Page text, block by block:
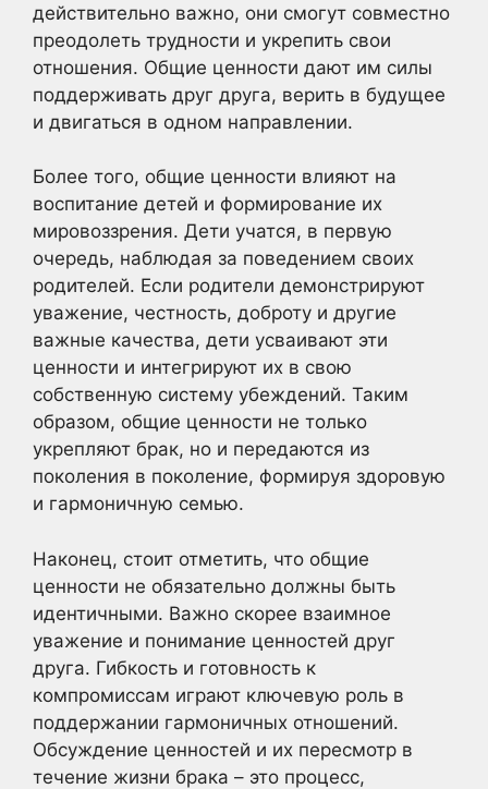
действительно важно, они смогут совместно
преодолеть трудности и укрепить свои
отношения. Общие ценности дают им силы
поддерживать друг друга, верить в будущее
и двигаться в одном направлении.
Более того, общие ценности влияют на
воспитание детей и формирование их
мировоззрения. Дети учатся, в первую
очередь, наблюдая за поведением своих
родителей. Если родители демонстрируют
уважение, честность, доброту и другие
важные качества, дети усваивают эти
ценности и интегрируют их в свою
собственную систему убеждений. Таким
образом, общие ценности не только
укрепляют брак, но и передаются из
поколения в поколение, формируя здоровую
и гармоничную семью.
Наконец, стоит отметить, что общие
ценности не обязательно должны быть
идентичными. Важно скорее взаимное
уважение и понимание ценностей друг
друга. Гибкость и готовность к
компромиссам играют ключевую роль в
поддержании гармоничных отношений.
Обсуждение ценностей и их пересмотр в
течение жизни брака – это процесс,